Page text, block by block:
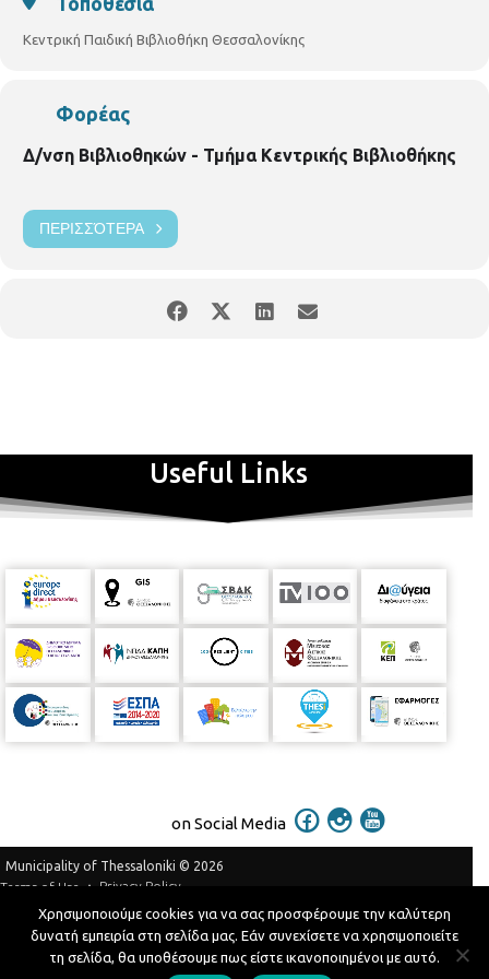
Κεντρική Παιδική Βιβλιοθήκη Θεσσαλονίκης
Φορέας
Δ/νση Βιβλιοθηκών - Τμήμα Κεντρικής Βιβλιοθήκης
ΠΕΡΙΣΣΌΤΕΡΑ
Useful Links
on Social Media
Municipality of Thessaloniki © 2026
Terms of Use
Privacy Policy
Telephone Catalog
Developed byMyCompany Projects
Χρησιμοποιούμε cookies για να σας προσφέρουμε την καλύτερη
δυνατή εμπειρία στη σελίδα μας. Εάν συνεχίσετε να χρησιμοποιείτε
τη σελίδα, θα υποθέσουμε πως είστε ικανοποιημένοι με αυτό.